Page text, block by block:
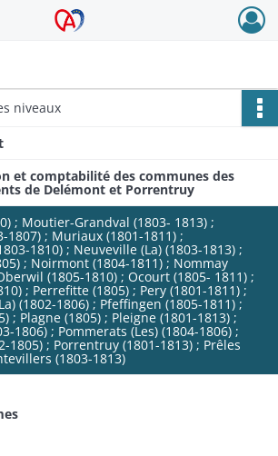
Archives Alsace - Colmar
niveaux
et comptabilité des communes des
de Delémont et Porrentruy
; Moutier-Grandval (1803- 1813) ;
1807) ; Muriaux (1801-1811) ;
1810) ; Neuveville (La) (1803-1813) ;
; Noirmont (1804-1811) ; Nommay
(1805-1810) ; Ocourt (1805- 1811) ;
; Perrefitte (1805) ; Pery (1801-1811) ;
(1802-1806) ; Pfeffingen (1805-1811) ;
; Plagne (1805) ; Pleigne (1801-1813) ;
1806) ; Pommerats (Les) (1804-1806) ;
1805) ; Porrentruy (1801-1813) ; Prêles
(1803-1813)